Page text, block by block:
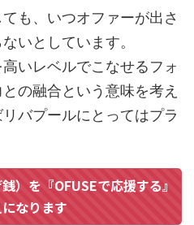
も、いつオファーが出さ
いとしています。
いレベルでこなせるフォ
の融合という意味を考え
バプールにとってはプラ
）を『OFUSEで応援する』
なります